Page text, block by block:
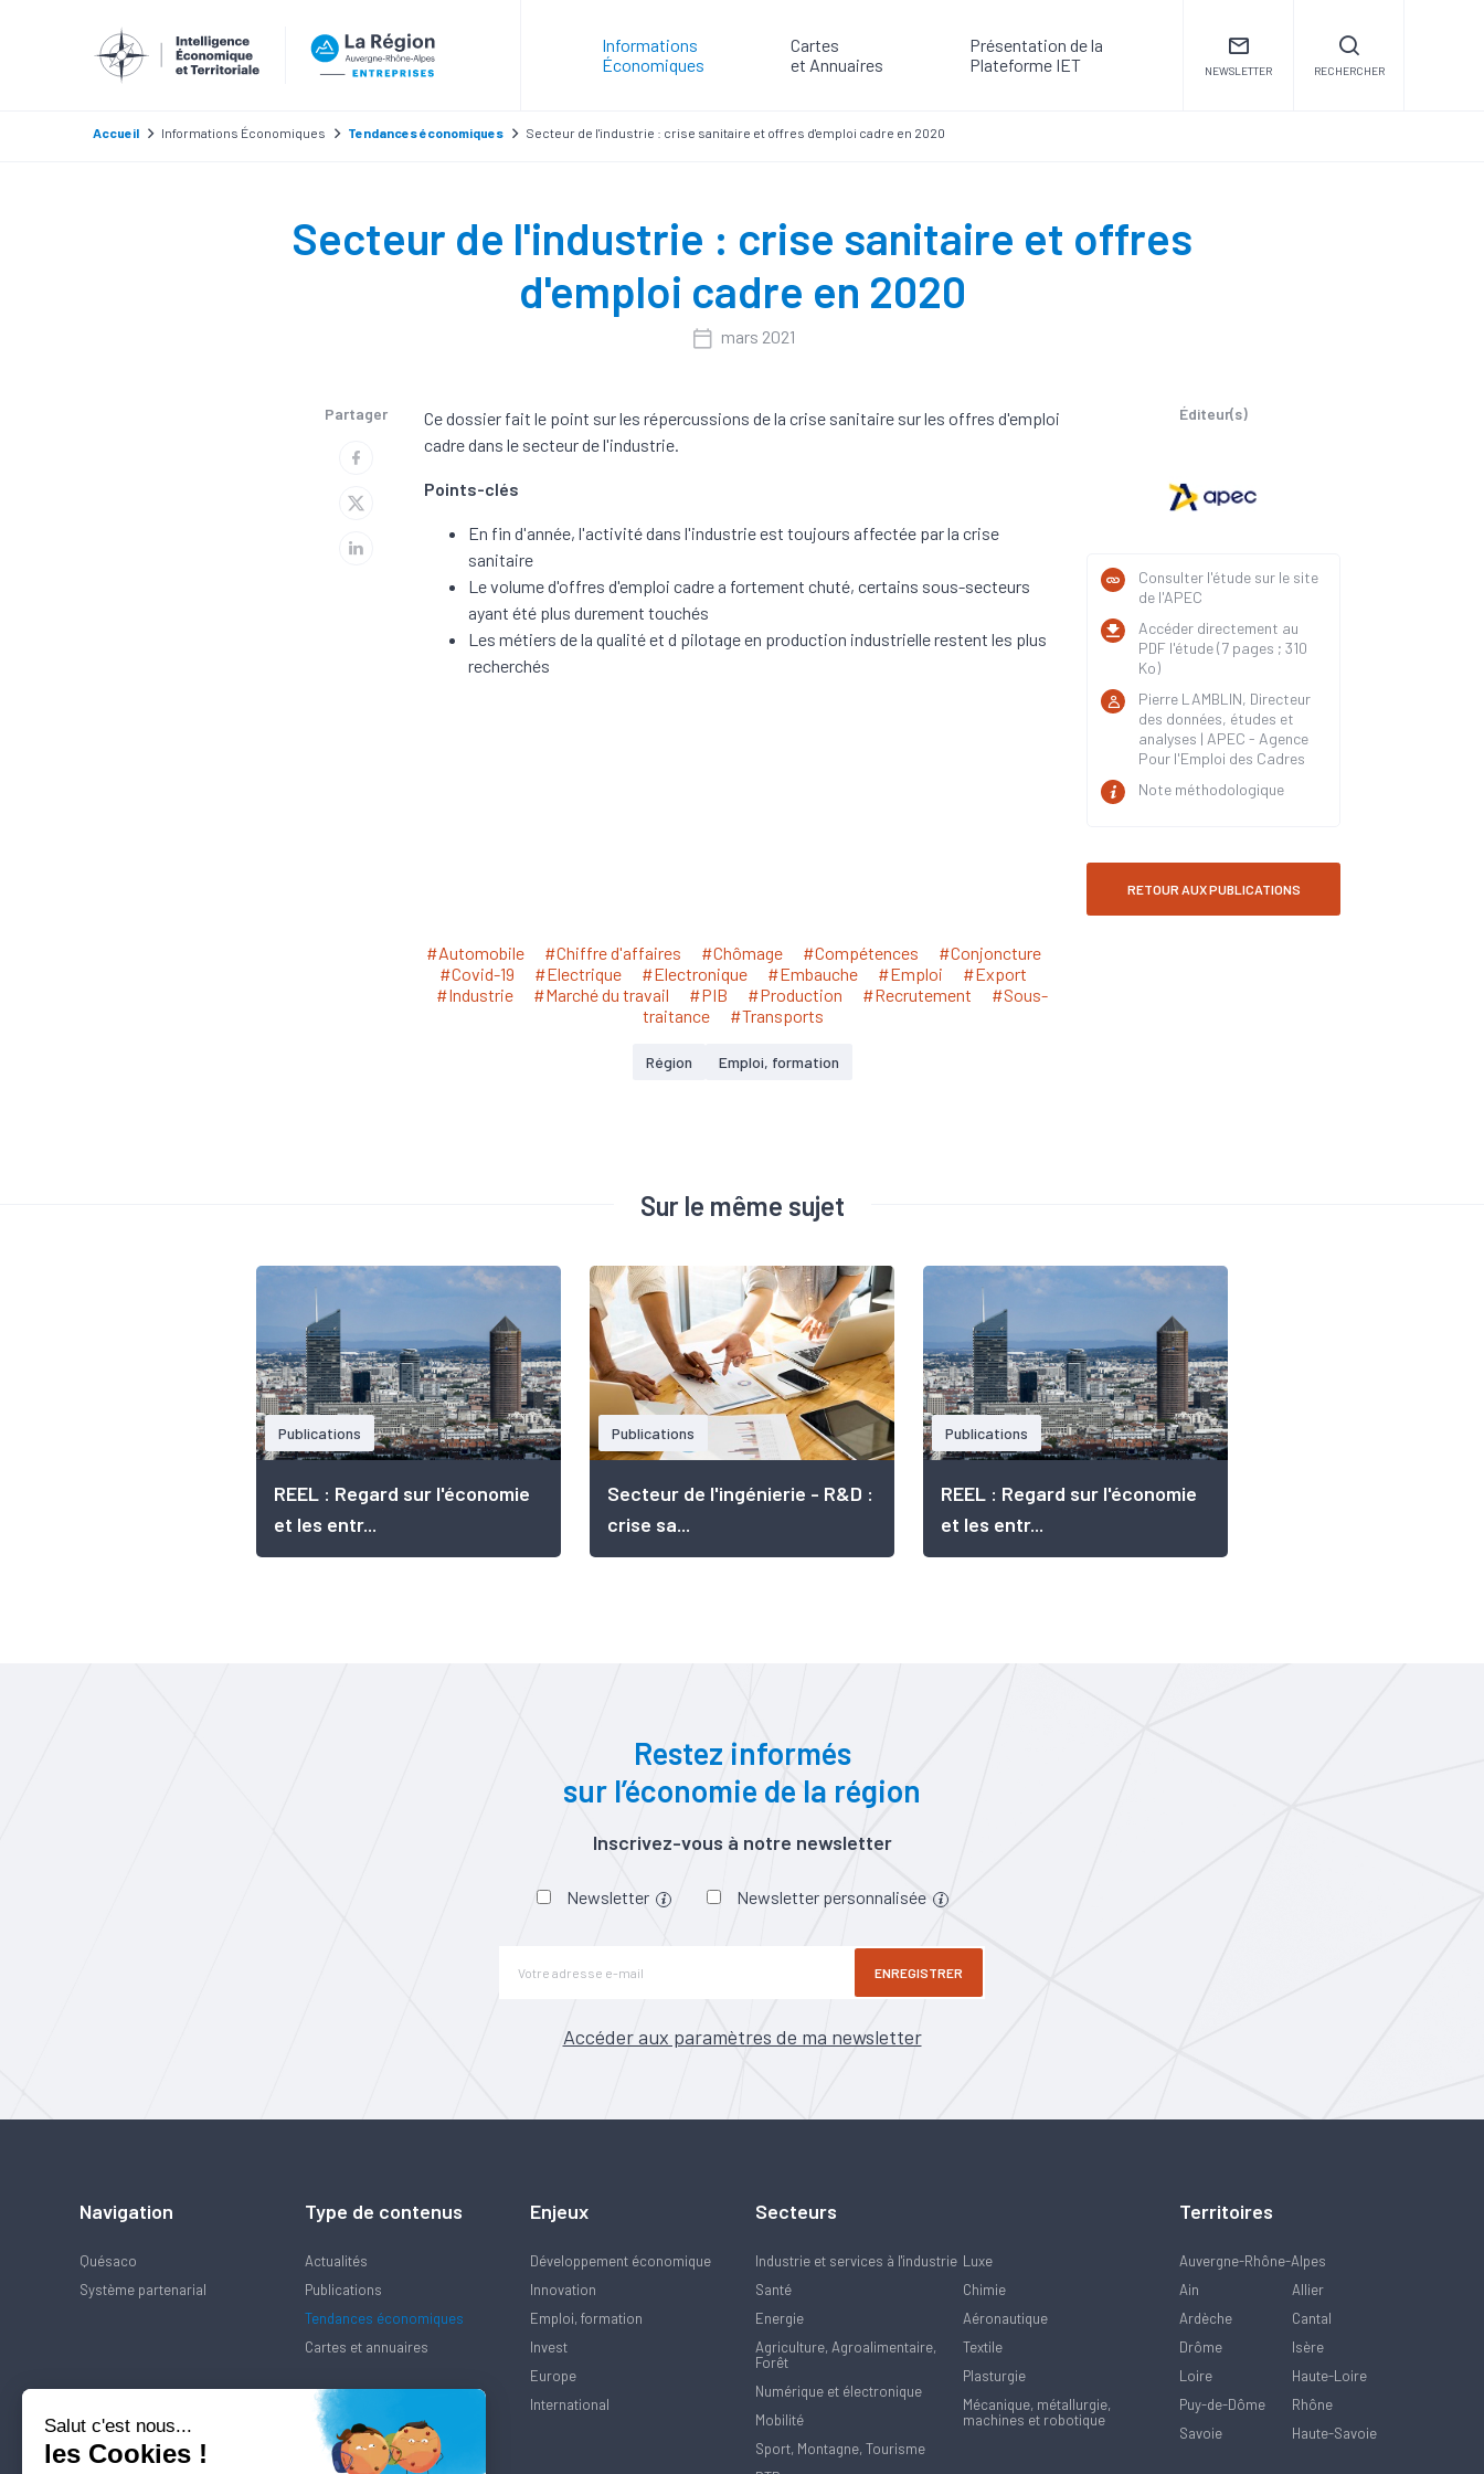
Informations
Économiques
Cartes
et Annuaires
Présentation de la
Plateforme IET
NEWSLETTER RECHERCHER
Accueil Informations Économiques Tendances économiques Secteur de l'industrie : crise sanitaire et offres d'emploi cadre en 2020
Secteur de l'industrie : crise sanitaire et offres
d'emploi cadre en 2020
mars 2021
Partager
Ce dossier fait le point sur les répercussions de la crise sanitaire sur les offres d'emploi
cadre dans le secteur de l'industrie.
Points-clés
En fin d'année, l'activité dans l'industrie est toujours affectée par la crise
sanitaire
Le volume d'offres d'emploi cadre a fortement chuté, certains sous-secteurs
ayant été plus durement touchés
Les métiers de la qualité et d pilotage en production industrielle restent les plus
recherchés
Éditeur(s)
Consulter l'étude sur le site
de l'APEC
Accéder directement au
PDF l'étude (7 pages ; 310
Ko)
Pierre LAMBLIN, Directeur
des données, études et
analyses | APEC - Agence
Pour l'Emploi des Cadres
Note méthodologique
RETOUR AUX PUBLICATIONS
#Automobile #Chiffre d'affaires #Chômage #Compétences
#Conjoncture
#Covid-19
#Electrique #Electronique #Embauche #Emploi
#Export
#Industrie
#Marché du travail #PIB #Production #Recrutement
#Sous-
traitance
#Transports
Région Emploi, formation
Sur le même sujet
Publications
REEL : Regard sur l'économie
et les entr...
Publications
Secteur de l'ingénierie - R&D :
crise sa...
Publications
REEL : Regard sur l'économie
et les entr...
Restez informés
sur l’économie de la région
Inscrivez-vous à notre newsletter
Newsletter Newsletter personnalisée
ENREGISTRER
Accéder aux paramètres de ma newsletter
Navigation
Quésaco
Système partenarial
Type de contenus
Actualités
Publications
Tendances économiques
Cartes et annuaires
Enjeux
Développement économique
Innovation
Emploi, formation
Invest
Europe
International
Secteurs
Industrie et services à l'industrie
Santé
Energie
Agriculture, Agroalimentaire,
Forêt
Numérique et électronique
Mobilité
Sport, Montagne, Tourisme
Luxe
Chimie
Aéronautique
Textile
Plasturgie
Mécanique, métallurgie,
machines et robotique
Territoires
Auvergne-Rhône-Alpes
Ain
Allier
Ardèche
Cantal
Drôme
Isère
Loire
Haute-Loire
Puy-de-Dôme
Rhône
Savoie
Haute-Savoie
Salut c'est nous...
les Cookies !